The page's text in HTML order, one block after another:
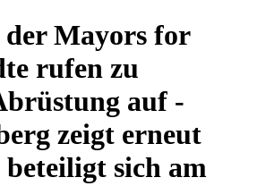
der Mayors for
rufen zu
auf -
zeigt erneut
sich am